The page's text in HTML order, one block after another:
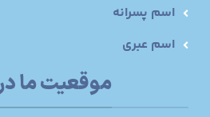
اسم پسرانه
اسم عبری
موقعیت ما